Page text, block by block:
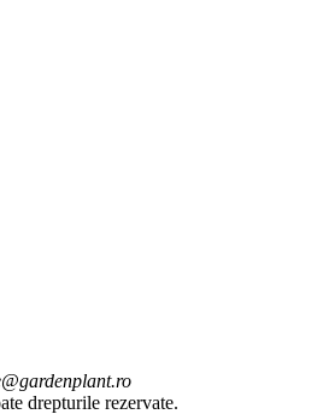
drepturile rezervate.